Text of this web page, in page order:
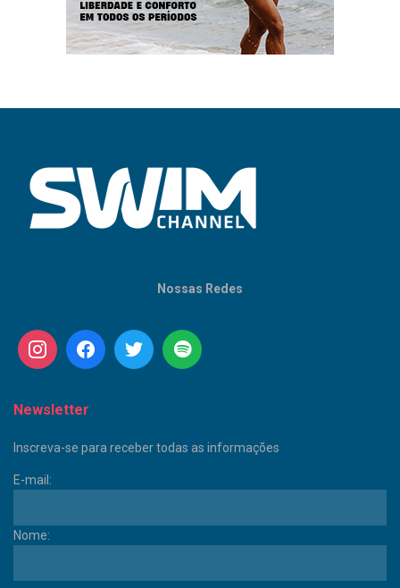
Nossas Redes
Newsletter
Inscreva-se para receber todas as informações
E-mail:
Nome: